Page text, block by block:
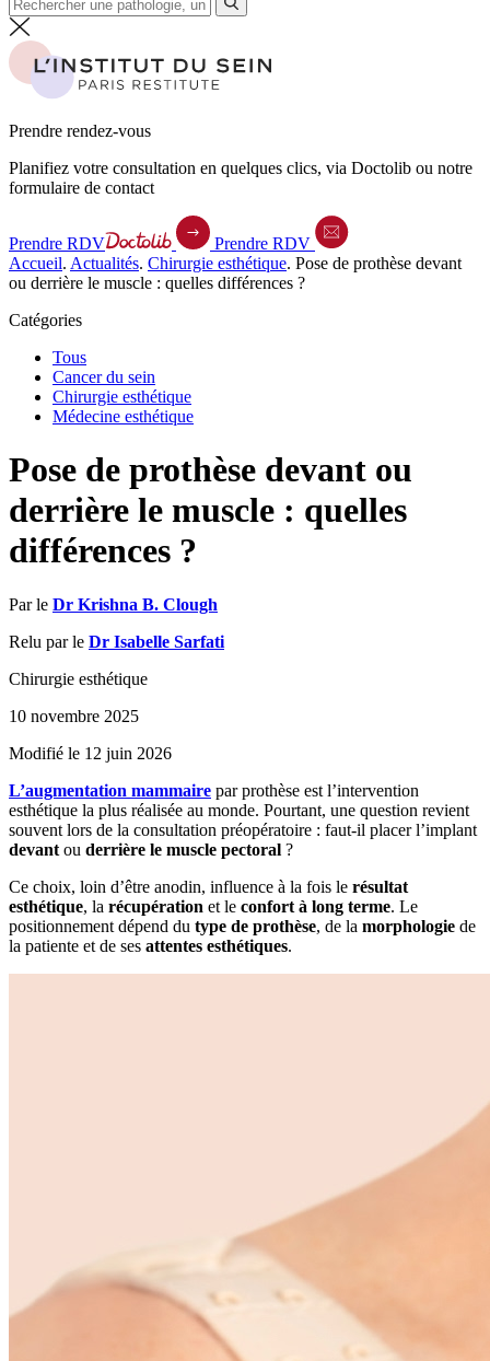
Prendre rendez-vous
Planifiez votre consultation en quelques clics, via Doctolib ou notre
formulaire de contact
Prendre RDV
Prendre RDV
Accueil. Actualités. Chirurgie esthétique. Pose de prothèse devant
ou derrière le muscle : quelles différences ?
Catégories
Tous
Cancer du sein
Chirurgie esthétique
Médecine esthétique
Pose de prothèse devant ou
derrière le muscle : quelles
différences ?
Par le Dr Krishna B. Clough
Relu par le Dr Isabelle Sarfati
Chirurgie esthétique
10 novembre 2025
Modifié le 12 juin 2026
L’augmentation mammaire par prothèse est l’intervention
esthétique la plus réalisée au monde. Pourtant, une question revient
souvent lors de la consultation préopératoire : faut-il placer l’implant
devant ou derrière le muscle pectoral ?
Ce choix, loin d’être anodin, influence à la fois le résultat
esthétique, la récupération et le confort à long terme. Le
positionnement dépend du type de prothèse, de la morphologie de
la patiente et de ses attentes esthétiques.